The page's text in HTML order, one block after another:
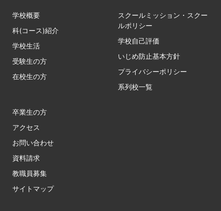
学校概要
科(コース)紹介
学校生活
受験生の方
在校生の方
スクールミッション・スクー
ルポリシー
学校自己評価
いじめ防止基本方針
プライバシーポリシー
系列校一覧
卒業生の方
アクセス
お問い合わせ
資料請求
教職員募集
サイトマップ